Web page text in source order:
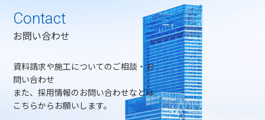
Contact
お問い合わせ
資料請求や施工についてのご相談・お
問い合わせ
また、採用情報のお問い合わせなどは
こちらからお願いします。